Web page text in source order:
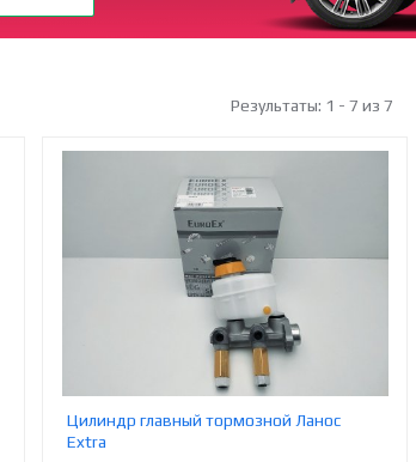
Результаты: 1 - 7 из 7
Цилиндр главный тормозной Ланос
Extra